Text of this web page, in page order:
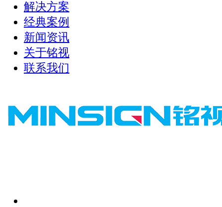
解决方案
经典案例
新闻资讯
关于铭视
联系我们